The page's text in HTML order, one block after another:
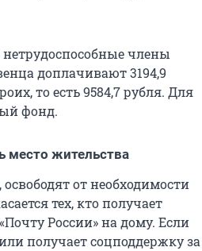
члены
доплачивают 3194,9
то есть 9584,7 рубля. Для
фонд.
место жительства
от необходимости
тех, кто получает
России» на дому. Если
получает соцподдержку за